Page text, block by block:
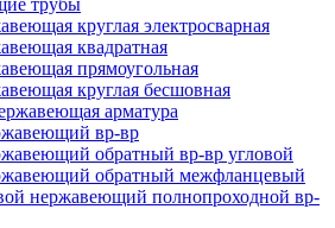
трубы
круглая электросварная
квадратная
прямоугольная
круглая бесшовная
арматура
вр-вр
обратный вр-вр угловой
обратный межфланцевый
нержавеющий полнопроходной вр-